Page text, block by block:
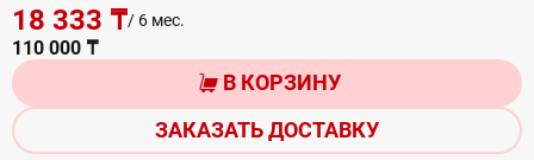
18 333 ₸/ 6 мес.
110 000 ₸
В КОРЗИНУ
ЗАКАЗАТЬ ДОСТАВКУ